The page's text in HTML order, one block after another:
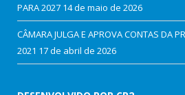
PARA 2027 14 de maio de 2026
CÂMARA JULGA E APROVA CONTAS DA
2021 17 de abril de 2026